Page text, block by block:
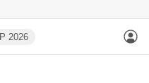
2026